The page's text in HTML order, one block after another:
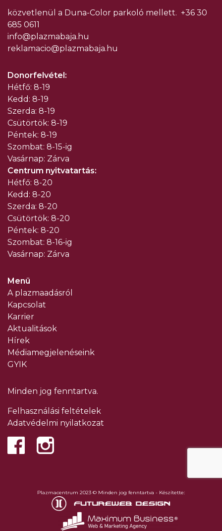
közvetlenül a Duna-Color parkoló mellett. +36 30
685 0611
info@plazmabaja.hu
reklamacio@plazmabaja.hu
Donorfelvétel:
Hétfő: 8-19
Kedd: 8-19
Szerda: 8-19
Csütörtök: 8-19
Péntek: 8-19
Szombat: 8-15-ig
Vasárnap: Zárva
Centrum nyitvatartás:
Hétfő: 8-20
Kedd: 8-20
Szerda: 8-20
Csütörtök: 8-20
Péntek: 8-20
Szombat: 8-16-ig
Vasárnap: Zárva
Menü
A plazmaadásról
Kapcsolat
Karrier
Aktualitások
Hírek
Médiamegjelenéseink
GYIK
Minden jog fenntartva.
Felhasználási feltételek
Adatvédelmi nyilatkozat
Plazmacentrum 2023 © Minden jog fenntartva - Készítette: